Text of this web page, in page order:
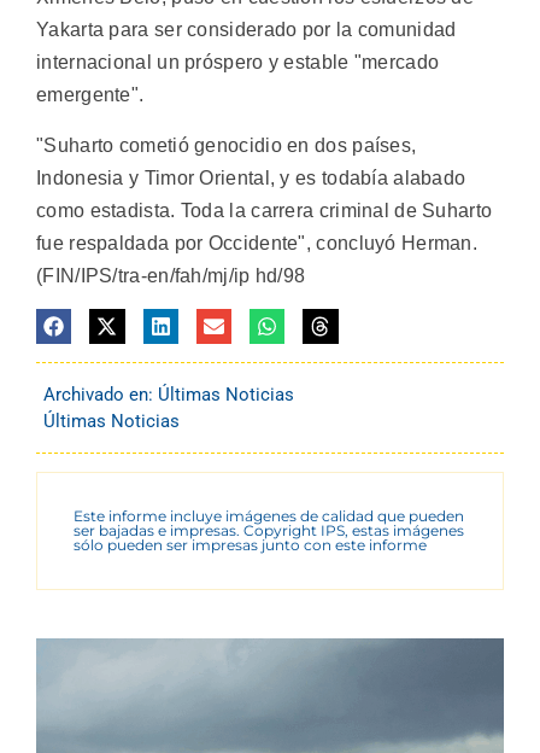
Yakarta para ser considerado por la comunidad
internacional un próspero y estable "mercado
emergente".
"Suharto cometió genocidio en dos países,
Indonesia y Timor Oriental, y es todabía alabado
como estadista. Toda la carrera criminal de Suharto
fue respaldada por Occidente", concluyó Herman.
(FIN/IPS/tra-en/fah/mj/ip hd/98
Archivado en: Últimas Noticias
Últimas Noticias
Este informe incluye imágenes de calidad que pueden
ser bajadas e impresas. Copyright IPS, estas imágenes
sólo pueden ser impresas junto con este informe